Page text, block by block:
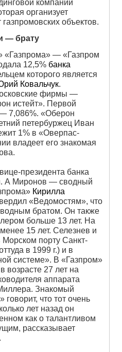
компании
организует
объектов.
— брату
«Газпрома» — «Газпром
12,5% банка
которого является
Ковальчук.
фирмы —
истейт». Первой
7,086%. «Оберон
петербуржец Иван
1% в «Оверпас-
владеет его знакомая
президента банка
А Миронов — сводный
Кирилла
«Ведомостям», что
братом. Он также
больше 13 лет. На
15 лет. Селезнев и
порту Санкт-
в 1999 г.) и в
системе». В «Газпром»
возрасте 27 лет на
аппарата
Знакомый
что тот очень
лет назад он
как о талантливом
рассказывает